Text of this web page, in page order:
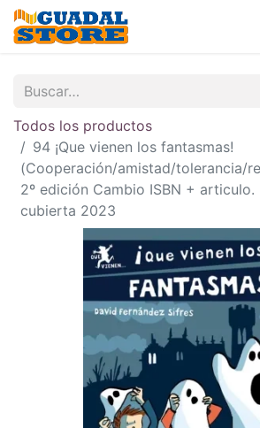
Todos los productos
94 ¡Que vienen los fantasmas!
(Cooperación/amistad/tolerancia/
2º edición Cambio ISBN +
cubierta 2023